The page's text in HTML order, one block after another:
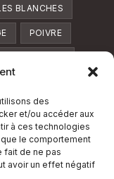
des
et/ou accéder aux
à ces technologies
le comportement
fait de ne pas
avoir un effet négatif
BLANCHES
POIVRE
SUCRE
ZESTE